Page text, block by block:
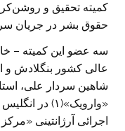
کمیته‌ تحقیق و
حقوق بشر در جریان
سه عضو این کمیته –
عالی کشور بنگلادش و
شاهین سردار علی،
اجرائی آرژانتینی